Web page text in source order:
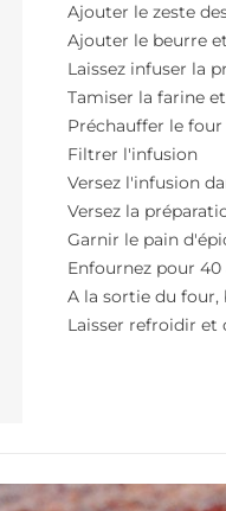
Ajouter le zeste
Ajouter le beurre
Laissez infuser la
Tamiser la farine
Préchauffer le four
Filtrer l'infusion
Versez l'infusion
Versez la
Garnir le pain
Enfournez pour
A la sortie du four,
Laisser refroidir et